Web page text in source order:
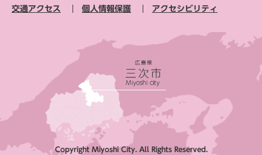
交通アクセス 個人情報保護 アクセシビリティ
Copyright Miyoshi City. All Rights Reserved.